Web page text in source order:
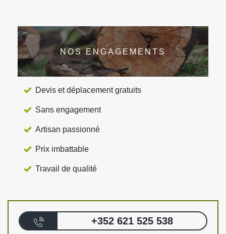
NOS ENGAGEMENTS
Devis et déplacement gratuits
Sans engagement
Artisan passionné
Prix imbattable
Travail de qualité
+352 621 525 538